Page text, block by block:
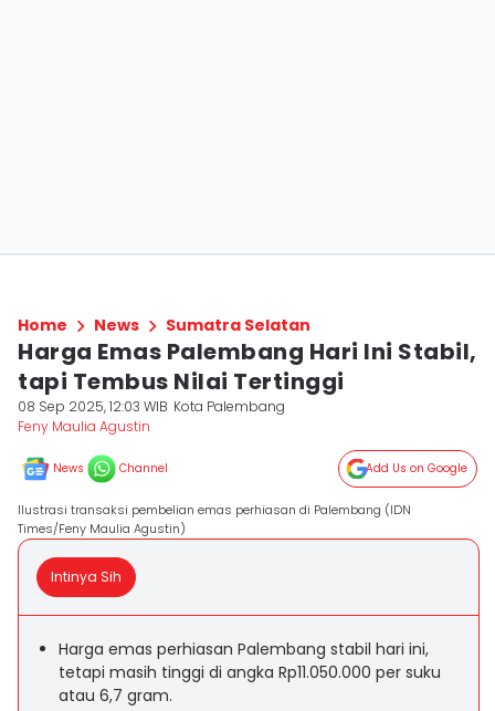
Home News Sumatra Selatan
Harga Emas Palembang Hari Ini Stabil,
tapi Tembus Nilai Tertinggi
08 Sep 2025, 12:03 WIB Kota Palembang
Feny Maulia Agustin
News Channel Add Us on Google
Ilustrasi transaksi pembelian emas perhiasan di Palembang (IDN
Times/Feny Maulia Agustin)
Intinya Sih
Harga emas perhiasan Palembang stabil hari ini,
tetapi masih tinggi di angka Rp11.050.000 per suku
atau 6,7 gram.